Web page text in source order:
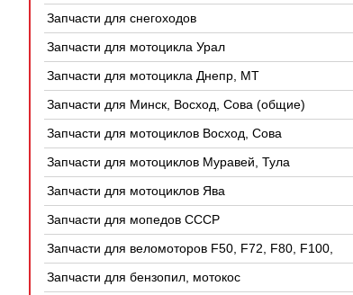
Запчасти для снегоходов
Запчасти для мотоцикла Урал
Запчасти для мотоцикла Днепр, МТ
Запчасти для Минск, Восход, Сова (общие)
Запчасти для мотоциклов Восход, Сова
Запчасти для мотоциклов Муравей, Тула
Запчасти для мотоциклов Ява
Запчасти для мопедов СССР
Запчасти для веломоторов F50, F72, F80, F100,
4Т
Запчасти для бензопил, мотокос